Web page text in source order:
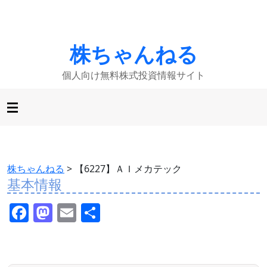
株ちゃんねる
個人向け無料株式投資情報サイト
株ちゃんねる > 【6227】ＡＩメカテック
基本情報
F M E